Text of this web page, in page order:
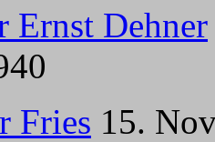
Ernst Dehner
Fries 15.